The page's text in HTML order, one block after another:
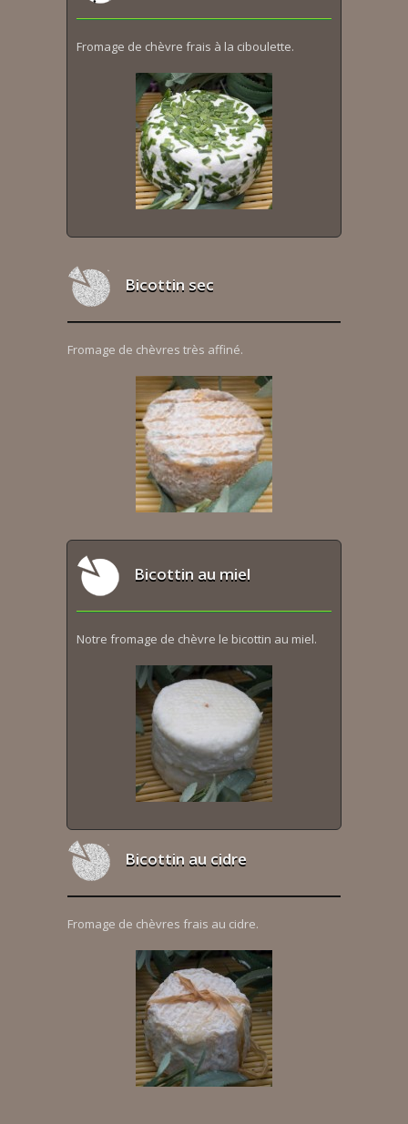
Fromage de chèvre frais à la ciboulette.
Bicottin sec
Fromage de chèvres très affiné.
Bicottin au miel
Notre fromage de chèvre le bicottin au miel.
Bicottin au cidre
Fromage de chèvres frais au cidre.